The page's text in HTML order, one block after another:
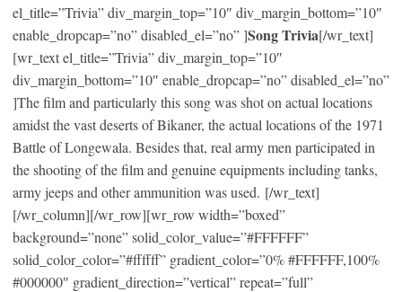
el_title=”Trivia” div_margin_top=”10″ div_margin_bottom=”10″
enable_dropcap=”no” disabled_el=”no” ]Song Trivia[/wr_text]
[wr_text el_title=”Trivia” div_margin_top=”10″
div_margin_bottom=”10″ enable_dropcap=”no” disabled_el=”no”
]The film and particularly this song was shot on actual locations
amidst the vast deserts of Bikaner, the actual locations of the 1971
Battle of Longewala. Besides that, real army men participated in
the shooting of the film and genuine equipments including tanks,
army jeeps and other ammunition was used. [/wr_text]
[/wr_column][/wr_row][wr_row width=”boxed”
background=”none” solid_color_value=”#FFFFFF”
solid_color_color=”#ffffff” gradient_color=”0% #FFFFFF,100%
#000000″ gradient_direction=”vertical” repeat=”full”